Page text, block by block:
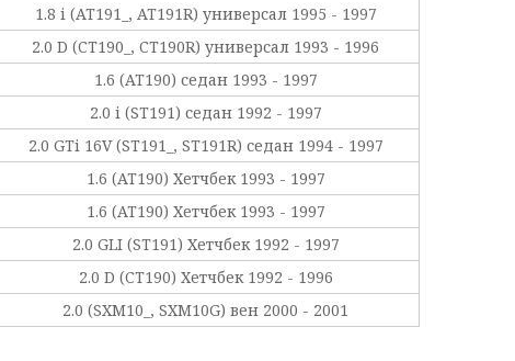
1.8 i (AT191_, AT191R) универсал 1995 - 1997
2.0 D (CT190_, CT190R) универсал 1993 - 1996
1.6 (AT190) седан 1993 - 1997
2.0 i (ST191) седан 1992 - 1997
2.0 GTi 16V (ST191_, ST191R) седан 1994 - 1997
1.6 (AT190) Хетчбек 1993 - 1997
1.6 (AT190) Хетчбек 1993 - 1997
2.0 GLI (ST191) Хетчбек 1992 - 1997
2.0 D (CT190) Хетчбек 1992 - 1996
2.0 (SXM10_, SXM10G) вен 2000 - 2001